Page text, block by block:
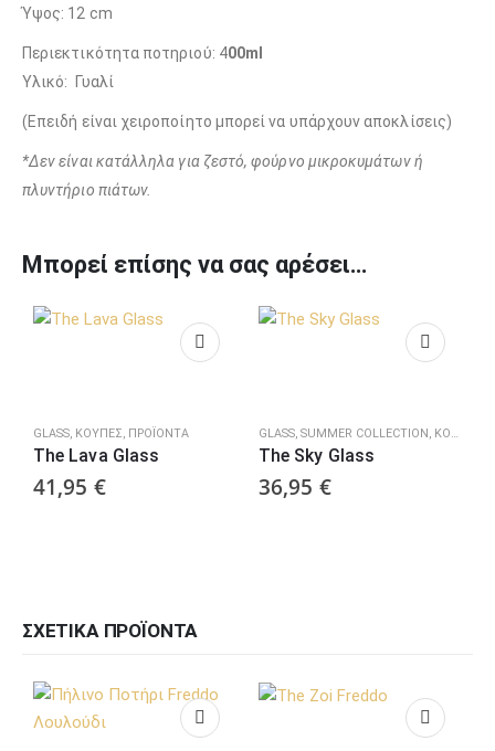
Ύψος: 12 cm
Περιεκτικότητα ποτηριού: 400ml
Υλικό: Γυαλί
(Επειδή είναι χειροποίητo μπορεί να υπάρχουν αποκλίσεις)
*Δεν είναι κατάλληλα για ζεστό, φούρνο μικροκυμάτων ή
πλυντήριο πιάτων.
Μπορεί επίσης να σας αρέσει…
GLASS, ΚΟΎΠΕΣ, ΠΡΟΪΌΝΤΑ
The Lava Glass
41,95 €
GLASS, SUMMER COLLECTION, ΚΟΎΠΕΣ
The Sky Glass
36,95 €
ΣΧΕΤΙΚΆ ΠΡΟΪΌΝΤΑ